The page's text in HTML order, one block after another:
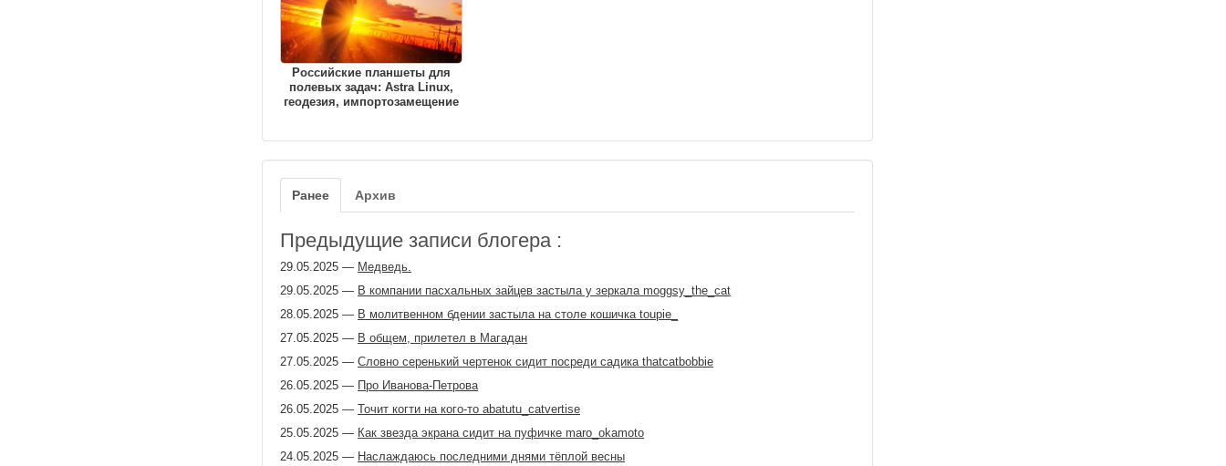
Российские планшеты для
полевых задач: Astra Linux,
геодезия, импортозамещение
Ранее Архив
Предыдущие записи блогера :
29.05.2025 — Медведь.
29.05.2025 — В компании пасхальных зайцев застыла у зеркала moggsy_the_cat
28.05.2025 — В молитвенном бдении застыла на столе кошичка toupie_
27.05.2025 — В общем, прилетел в Магадан
27.05.2025 — Словно серенький чертенок сидит посреди садика thatcatbobbie
26.05.2025 — Про Иванова-Петрова
26.05.2025 — Точит когти на кого-то abatutu_catvertise
25.05.2025 — Как звезда экрана сидит на пуфичке maro_okamoto
24.05.2025 — Наслаждаюсь последними днями тёплой весны